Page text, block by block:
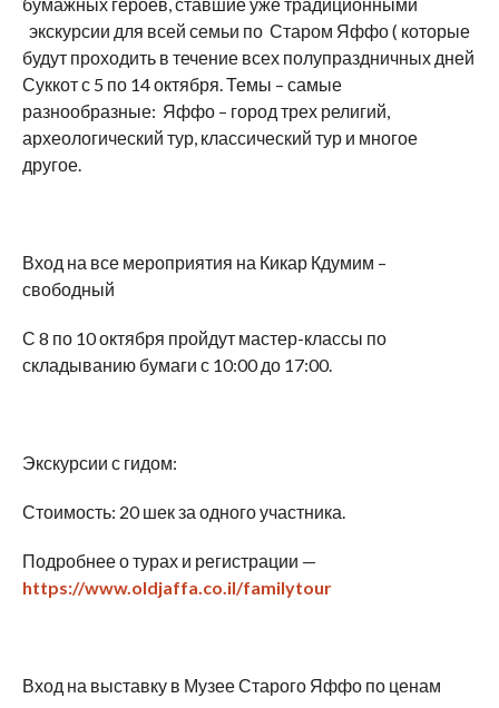
экскурсии для всей семьи по Старом Яффо ( которые
будут проходить в течение всех полупраздничных дней
Суккот с 5 по 14 октября. Темы – самые
разнообразные: Яффо – город трех религий,
археологический тур, классический тур и многое
другое.
Вход на все мероприятия на Кикар Кдумим –
свободный
С 8 по 10 октября пройдут мастер-классы по
складыванию бумаги с 10:00 до 17:00.
Экскурсии с гидом:
Стоимость: 20 шек за одного участника.
Подробнее о турах и регистрации —
https://www.oldjaffa.co.il/familytour
Вход на выставку в Музее Старого Яффо по ценам